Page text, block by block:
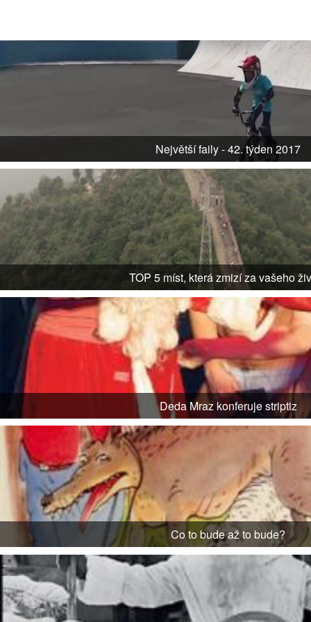
Největší faily - 42. týden 2017
TOP 5 míst, která zmizí za vašeho
Deda Mraz konferuje striptiz
Co to bude až to bude?